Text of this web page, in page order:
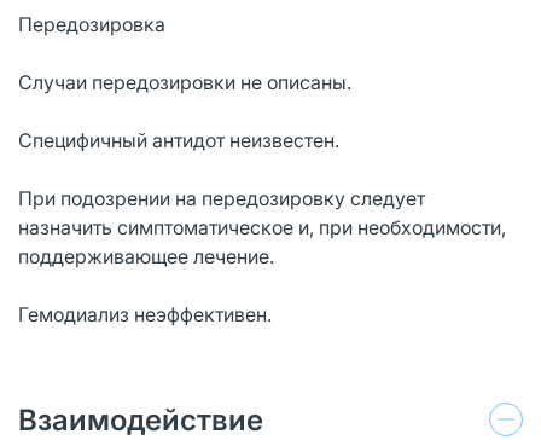
Передозировка
Случаи передозировки не описаны.
Специфичный антидот неизвестен.
При подозрении на передозировку следует
назначить симптоматическое и, при необходимости,
поддерживающее лечение.
Гемодиализ неэффективен.
Взаимодействие